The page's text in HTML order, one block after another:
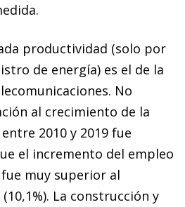
productividad (solo por
de energía) es el de la
No
al crecimiento de la
2010 y 2019 fue
el incremento del empleo
muy superior al
La construcción y